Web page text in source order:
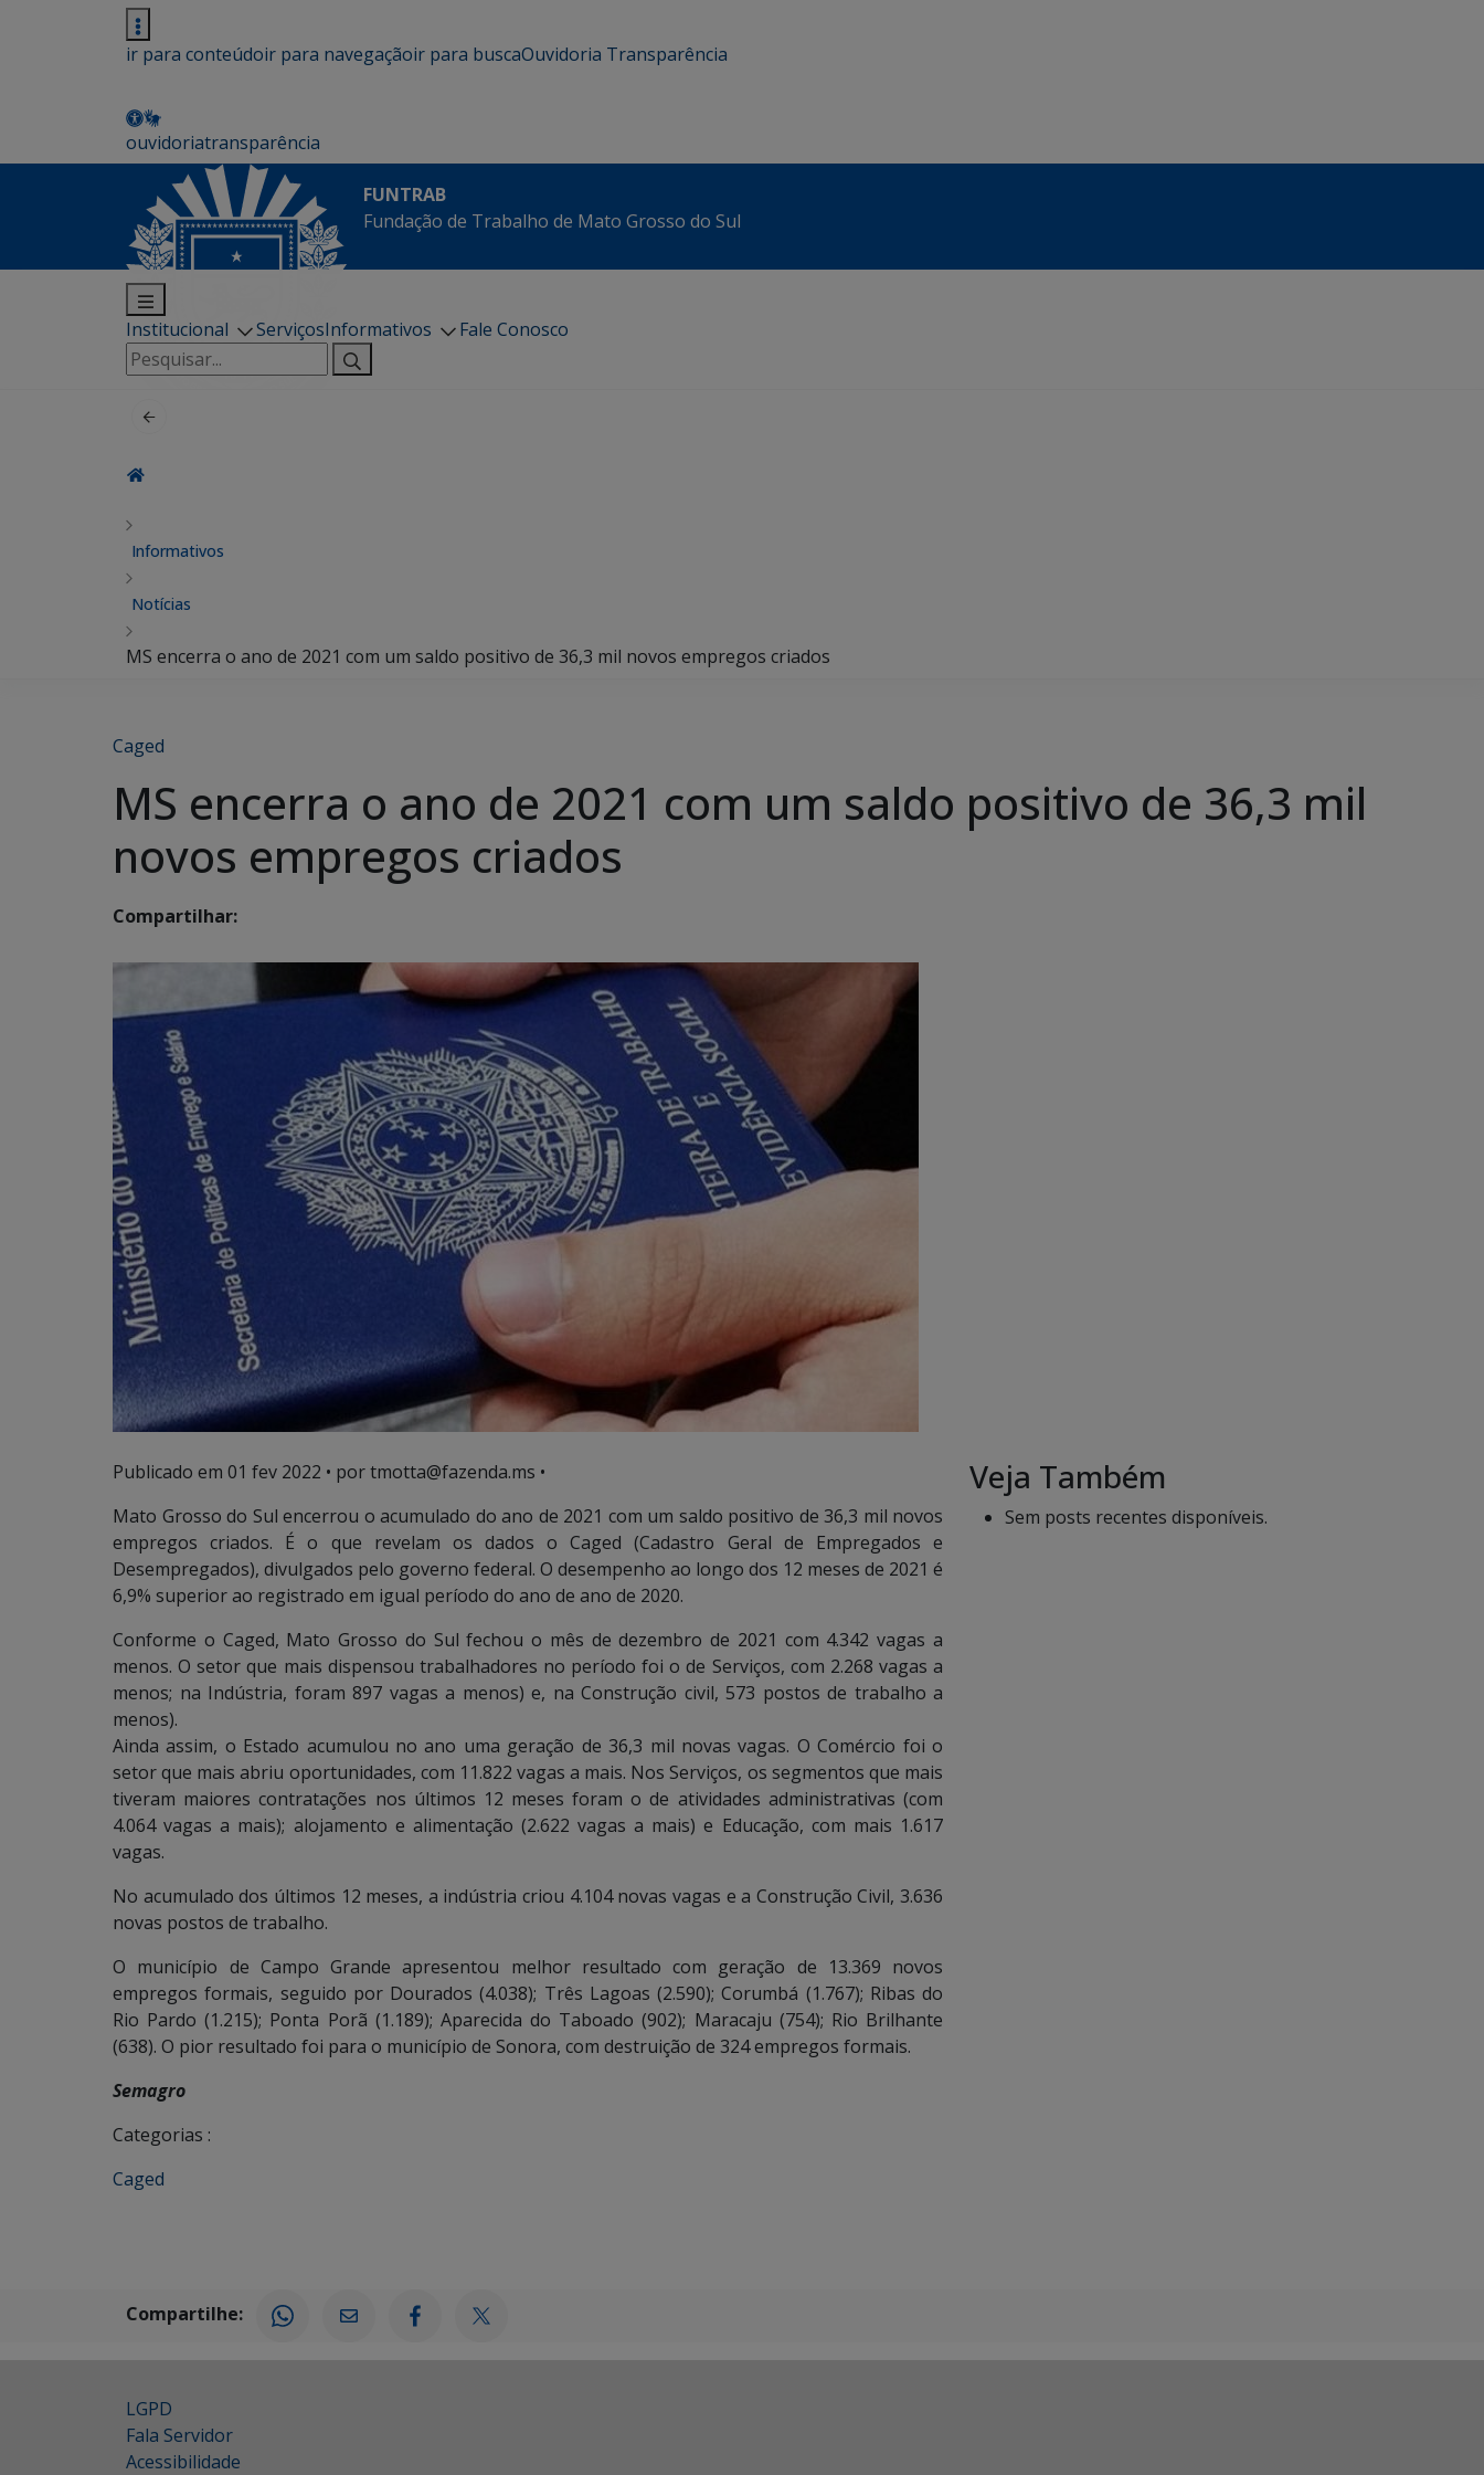
ir para conteúdoir para navegaçãoir para buscaOuvidoria Transparência
ouvidoriatransparência
FUNTRAB
Fundação de Trabalho de Mato Grosso do Sul
Institucional ServiçosInformativos
Fale Conosco
Pesquisar
por:
Informativos
Notícias
MS encerra o ano de 2021 com um saldo positivo de 36,3 mil novos empregos criados
Caged
MS encerra o ano de 2021 com um saldo positivo de 36,3 mil
novos empregos criados
Compartilhar:
Publicado em 01 fev 2022 • por tmotta@fazenda.ms •
Mato Grosso do Sul encerrou o acumulado do ano de 2021 com um saldo positivo de 36,3 mil novos
empregos criados. É o que revelam os dados o Caged (Cadastro Geral de Empregados e
Desempregados), divulgados pelo governo federal. O desempenho ao longo dos 12 meses de 2021 é
6,9% superior ao registrado em igual período do ano de ano de 2020.
Conforme o Caged, Mato Grosso do Sul fechou o mês de dezembro de 2021 com 4.342 vagas a
menos. O setor que mais dispensou trabalhadores no período foi o de Serviços, com 2.268 vagas a
menos; na Indústria, foram 897 vagas a menos) e, na Construção civil, 573 postos de trabalho a
menos).
Ainda assim, o Estado acumulou no ano uma geração de 36,3 mil novas vagas. O Comércio foi o
setor que mais abriu oportunidades, com 11.822 vagas a mais. Nos Serviços, os segmentos que mais
tiveram maiores contratações nos últimos 12 meses foram o de atividades administrativas (com
4.064 vagas a mais); alojamento e alimentação (2.622 vagas a mais) e Educação, com mais 1.617
vagas.
No acumulado dos últimos 12 meses, a indústria criou 4.104 novas vagas e a Construção Civil, 3.636
novas postos de trabalho.
O município de Campo Grande apresentou melhor resultado com geração de 13.369 novos
empregos formais, seguido por Dourados (4.038); Três Lagoas (2.590); Corumbá (1.767); Ribas do
Rio Pardo (1.215); Ponta Porã (1.189); Aparecida do Taboado (902); Maracaju (754); Rio Brilhante
(638). O pior resultado foi para o município de Sonora, com destruição de 324 empregos formais.
Semagro
Categorias :
Caged
Veja Também
Sem posts recentes disponíveis.
Compartilhe:
LGPD
Fala Servidor
Acessibilidade